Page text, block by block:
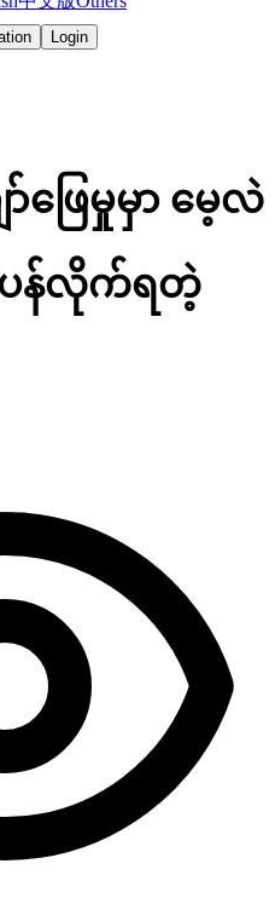
Login
ာ်ဖြေမှုမှာ မေ့လဲ
ပန်လိုက်ရတဲ့